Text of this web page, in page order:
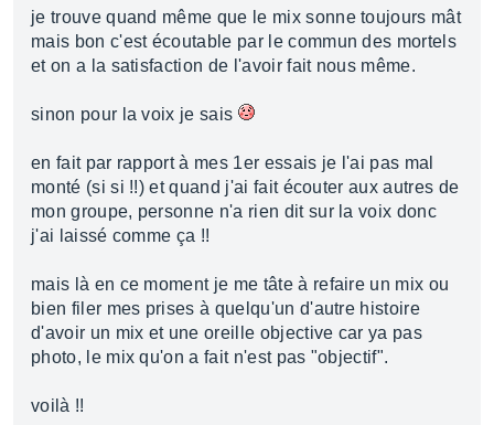
je trouve quand même que le mix sonne toujours mât
mais bon c'est écoutable par le commun des mortels
et on a la satisfaction de l'avoir fait nous même.
sinon pour la voix je sais
en fait par rapport à mes 1er essais je l'ai pas mal
monté (si si !!) et quand j'ai fait écouter aux autres de
mon groupe, personne n'a rien dit sur la voix donc
j'ai laissé comme ça !!
mais là en ce moment je me tâte à refaire un mix ou
bien filer mes prises à quelqu'un d'autre histoire
d'avoir un mix et une oreille objective car ya pas
photo, le mix qu'on a fait n'est pas "objectif".
voilà !!